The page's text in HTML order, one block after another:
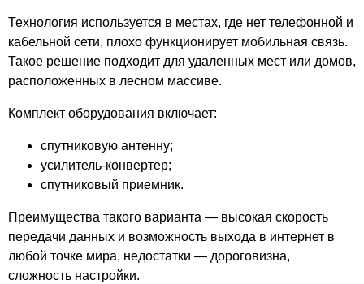
Реутов Парк
Речной
Ривьера
Родник
РОСТЭК
Румянцево
Рязанский
Савеловский
Савёловский
Савеловский сити
Технология используется в местах, где нет телефонной и
кабельной сети, плохо функционирует мобильная связь.
Такое решение подходит для удаленных мест или домов,
расположенных в лесном массиве.
Комплект оборудования включает:
спутниковую антенну;
усилитель-конвертер;
спутниковый приемник.
Преимущества такого варианта — высокая скорость
передачи данных и возможность выхода в интернет в
любой точке мира, недостатки — дороговизна,
сложность настройки.